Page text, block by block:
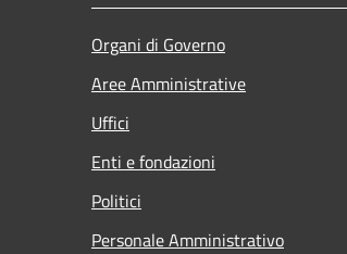
Organi di Governo
Aree Amministrative
Uffici
Enti e fondazioni
Politici
Personale Amministrativo